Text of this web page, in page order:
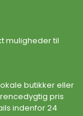
muligheder til
butikker eller
pris
indenfor 24